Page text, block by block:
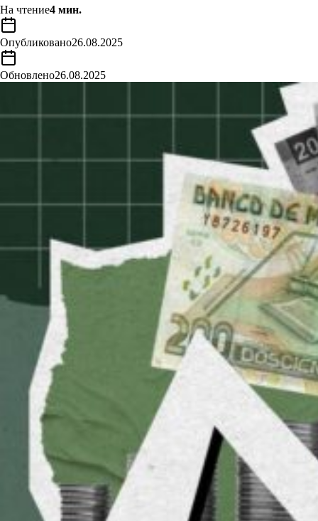
На чтение4 мин.
Опубликовано26.08.2025
Обновлено26.08.2025